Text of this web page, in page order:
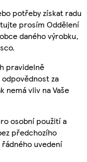
potřeby získat radu
prosím Oddělení
daného výrobku,
pravidelně
za
nemá vliv na Vaše
osobní použití a
předchozího
uvedení